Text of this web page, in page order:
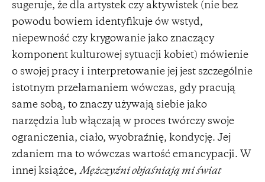
sugeruje, że dla artystek czy aktywistek (nie bez
powodu bowiem identyfikuje ów wstyd,
niepewność czy krygowanie jako znaczący
komponent kulturowej sytuacji kobiet) mówienie
o swojej pracy i interpretowanie jej jest szczególnie
istotnym przełamaniem wówczas, gdy pracują
same sobą, to znaczy używają siebie jako
narzędzia lub włączają w proces twórczy swoje
ograniczenia, ciało, wyobraźnię, kondycję. Jej
zdaniem ma to wówczas wartość emancypacji. W
innej książce, Mężczyźni objaśniają mi świat